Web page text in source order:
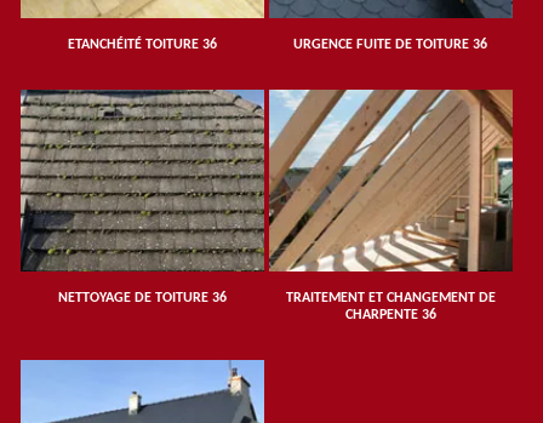
ETANCHÉITÉ TOITURE 36 URGENCE FUITE DE TOITURE 36
NETTOYAGE DE TOITURE 36
TRAITEMENT ET CHANGEMENT DE
CHARPENTE 36